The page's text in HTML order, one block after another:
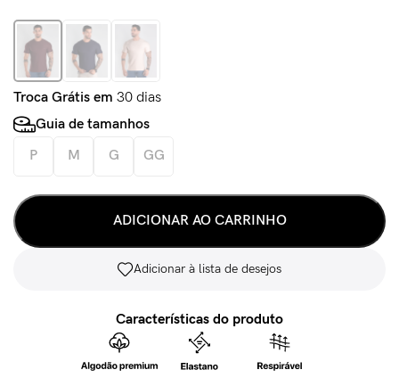
Troca Grátis em 30 dias
Guia de tamanhos
P
M G GG
ADICIONAR AO CARRINHO
Adicionar à lista de desejos
Características do produto